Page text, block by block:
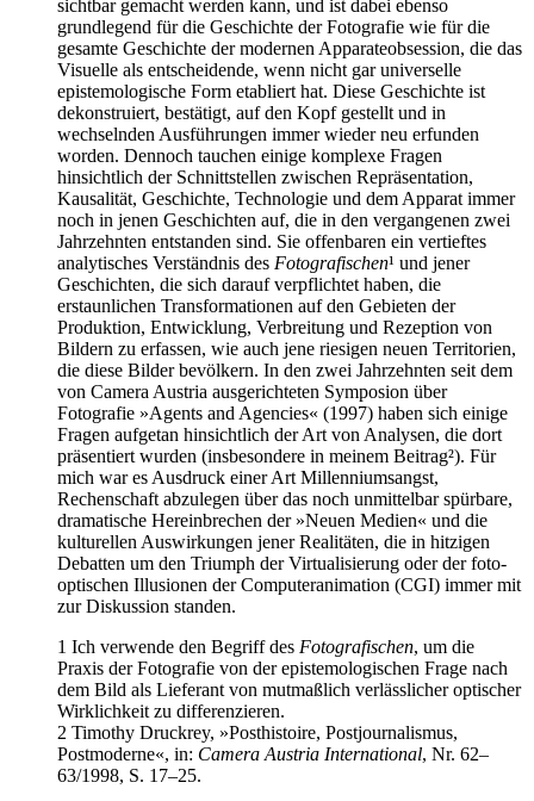
sichtbar gemacht werden kann, und ist dabei ebenso
grundlegend für die Geschichte der Fotografie wie für die
gesamte Geschichte der modernen Apparateobsession, die das
Visuelle als entscheidende, wenn nicht gar universelle
epistemologische Form etabliert hat. Diese Geschichte ist
dekonstruiert, bestätigt, auf den Kopf gestellt und in
wechselnden Ausführungen immer wieder neu erfunden
worden. Dennoch tauchen einige komplexe Fragen
hinsichtlich der Schnittstellen zwischen Repräsentation,
Kausalität, Geschichte, Technologie und dem Apparat immer
noch in jenen Geschichten auf, die in den vergangenen zwei
Jahrzehnten entstanden sind. Sie offenbaren ein vertieftes
analytisches Verständnis des Fotografischen¹ und jener
Geschichten, die sich darauf verpflichtet haben, die
erstaunlichen Transformationen auf den Gebieten der
Produktion, Entwicklung, Verbreitung und Rezeption von
Bildern zu erfassen, wie auch jene riesigen neuen Territorien,
die diese Bilder bevölkern. In den zwei Jahrzehnten seit dem
von Camera Austria ausgerichteten Symposion über
Fotografie »Agents and Agencies« (1997) haben sich einige
Fragen aufgetan hinsichtlich der Art von Analysen, die dort
präsentiert wurden (insbesondere in meinem Beitrag²). Für
mich war es Ausdruck einer Art Millenniumsangst,
Rechenschaft abzulegen über das noch unmittelbar spürbare,
dramatische Hereinbrechen der »Neuen Medien« und die
kulturellen Auswirkungen jener Realitäten, die in hitzigen
Debatten um den Triumph der Virtualisierung oder der foto-
optischen Illusionen der Computeranimation (CGI) immer mit
zur Diskussion standen.
1 Ich verwende den Begriff des Fotografischen, um die
Praxis der Fotografie von der epistemologischen Frage nach
dem Bild als Lieferant von mutmaßlich verlässlicher optischer
Wirklichkeit zu differenzieren.
2 Timothy Druckrey, »Posthistoire, Postjournalismus,
Postmoderne«, in: Camera Austria International, Nr. 62–
63/1998, S. 17–25.